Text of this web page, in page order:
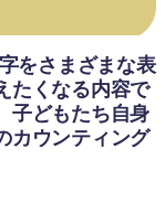
をさまざまな表
たくなる内容で
子どもたち自身
カウンティング